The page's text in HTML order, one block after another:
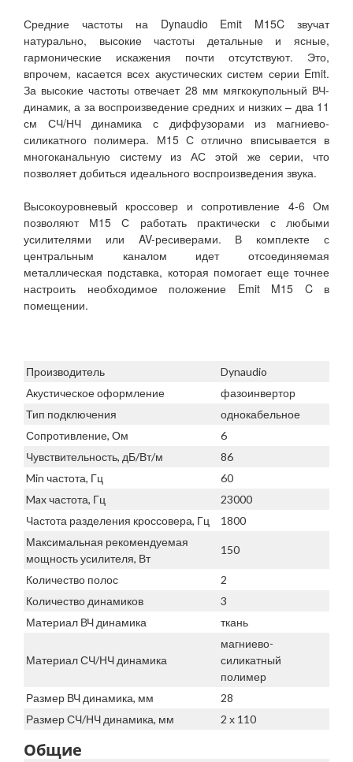
Средние частоты на Dynaudio Emit M15C звучат
натурально, высокие частоты детальные и ясные,
гармонические искажения почти отсутствуют. Это,
впрочем, касается всех акустических систем серии Emit.
За высокие частоты отвечает 28 мм мягкокупольный ВЧ-
динамик, а за воспроизведение средних и низких – два 11
см СЧ/НЧ динамика с диффузорами из магниево-
силикатного полимера. М15 С отлично вписывается в
многоканальную систему из АС этой же серии, что
позволяет добиться идеального воспроизведения звука.
Высокоуровневый кроссовер и сопротивление 4-6 Ом
позволяют М15 С работать практически с любыми
усилителями или AV-ресиверами. В комплекте с
центральным каналом идет отсоединяемая
металлическая подставка, которая помогает еще точнее
настроить необходимое положение Emit M15 C в
помещении.
Производитель
Dynaudio
Акустическое оформление
фазоинвертор
Тип подключения
однокабельное
Сопротивление, Ом
6
Чувствительность, дБ/Вт/м
86
Min частота, Гц
60
Max частота, Гц
23000
Частота разделения кроссовера, Гц
1800
Максимальная рекомендуемая
мощность усилителя, Вт
150
Количество полос
2
Количество динамиков
3
Материал ВЧ динамика
ткань
Материал СЧ/НЧ динамика
магниево-
силикатный
полимер
Размер ВЧ динамика, мм
28
Размер СЧ/НЧ динамика, мм
2 х 110
Общие